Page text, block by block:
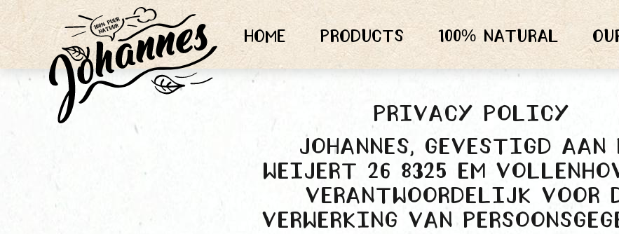
Home Products 100% natural
Privacy policy
Johannes, gevestigd aan
Weijert 26 8325 EM
verantwoordelijk voor
verwerking van